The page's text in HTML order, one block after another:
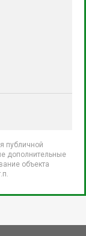
публичной
дополнительные
объекта